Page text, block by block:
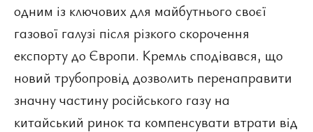
одним із ключових для майбутнього своєї
газової галузі після різкого скорочення
експорту до Європи. Кремль сподівався, що
новий трубопровід дозволить перенаправити
значну частину російського газу на
китайський ринок та компенсувати втрати від